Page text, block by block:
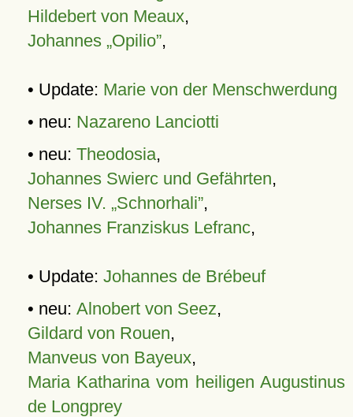
Hildebert von Meaux,
Johannes „Opilio”,
• Update: Marie von der Menschwerdung
• neu: Nazareno Lanciotti
• neu: Theodosia,
Johannes Swierc und Gefährten,
Nerses IV. „Schnorhali”,
Johannes Franziskus Lefranc,
• Update: Johannes de Brébeuf
• neu: Alnobert von Seez,
Gildard von Rouen,
Manveus von Bayeux,
Maria Katharina vom heiligen Augustinus
de Longprey